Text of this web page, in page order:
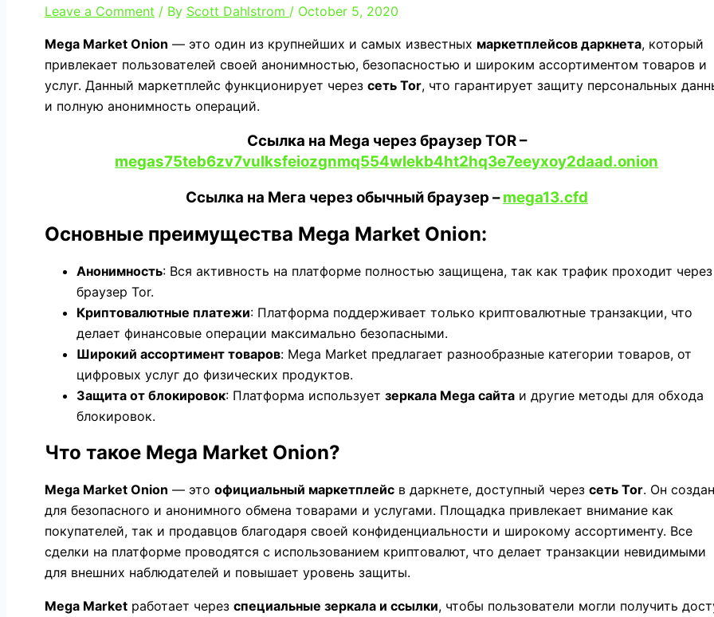
Leave a Comment / By Scott Dahlstrom / October 5, 2020
Mega Market Onion — это один из крупнейших и самых известных маркетплейсов даркнета, который
привлекает пользователей своей анонимностью, безопасностью и широким ассортиментом товаров и
услуг. Данный маркетплейс функционирует через сеть Tor, что гарантирует защиту персональных
и полную анонимность операций.
Ссылка на Mega через браузер TOR –
megas75teb6zv7vulksfeiozgnmq554wlekb4ht2hq3e7eeyxoy2daad.onion
Ссылка на Мега через обычный браузер –mega13.cfd
Основные преимущества Mega Market Onion:
Анонимность: Вся активность на платформе полностью защищена, так как трафик проходит через
браузер Tor.
Криптовалютные платежи: Платформа поддерживает только криптовалютные транзакции, что
делает финансовые операции максимально безопасными.
Широкий ассортимент товаров: Mega Market предлагает разнообразные категории товаров, от
цифровых услуг до физических продуктов.
Защита от блокировок: Платформа использует зеркала Mega сайта и другие методы для обхода
блокировок.
Что такое Mega Market Onion?
Mega Market Onion — это официальный маркетплейс в даркнете, доступный через сеть Tor. Он создан
для безопасного и анонимного обмена товарами и услугами. Площадка привлекает внимание как
покупателей, так и продавцов благодаря своей конфиденциальности и широкому ассортименту. Все
сделки на платформе проводятся с использованием криптовалют, что делает транзакции невидимыми
для внешних наблюдателей и повышает уровень защиты.
Mega Market работает через специальные зеркала и ссылки, чтобы пользователи могли получить